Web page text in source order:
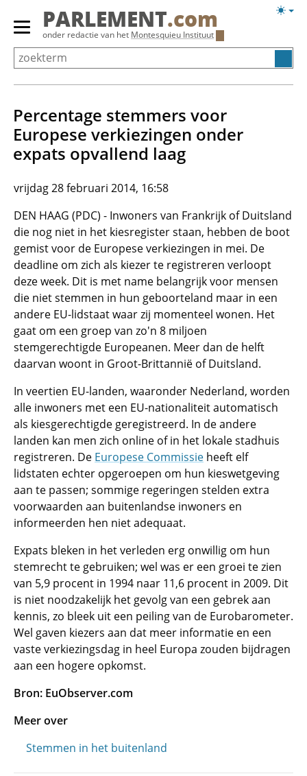
Overslaan
Primair
menu
tonen/verbergen
PARLEMENT.com
onder redactie van het Montesquieu Instituut
Percentage stemmers voor
Europese verkiezingen onder
expats opvallend laag
vrijdag 28 februari 2014, 16:58
DEN HAAG (PDC) - Inwoners van Frankrijk of Duitsland
die nog niet in het kiesregister staan, hebben de boot
gemist voor de Europese verkiezingen in mei. De
deadline om zich als kiezer te registreren verloopt
deze week. Dit is met name belangrijk voor mensen
die niet stemmen in hun geboorteland maar in een
andere EU-lidstaat waar zij momenteel wonen. Het
gaat om een groep van zo'n 8 miljoen
stemgerechtigde Europeanen. Meer dan de helft
daarvan woont in Groot-Brittannië of Duitsland.
In veertien EU-landen, waaronder Nederland, worden
alle inwoners met een EU-nationaliteit automatisch
als kiesgerechtigde geregistreerd. In de andere
landen kan men zich online of in het lokale stadhuis
registreren. De Europese Commissie heeft elf
lidstaten echter opgeroepen om hun kieswetgeving
aan te passen; sommige regeringen stelden extra
voorwaarden aan buitenlandse inwoners en
informeerden hen niet adequaat.
Expats bleken in het verleden erg onwillig om hun
stemrecht te gebruiken; wel was er een groei te zien
van 5,9 procent in 1994 naar 11,6 procent in 2009. Dit
is niet noodzakelijk het gevolg van een gebrek aan
kennis, zo bleek uit een peiling van de Eurobarometer.
Wel gaven kiezers aan dat meer informatie en een
vaste verkiezingsdag in heel Europa zouden bijdragen
aan een hogere opkomst.
Bron: EuObserver.com
Meer over
Stemmen in het buitenland